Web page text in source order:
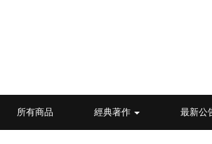
所有商品 經典著作 最新公